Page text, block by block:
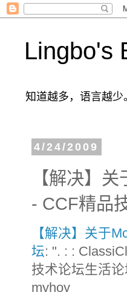
Lingbo's
知道越多，语言越
4/24/2009
【解决】
- CCF精品
【解决】关于
坛: ". : :
技术论坛生活论
myhoy